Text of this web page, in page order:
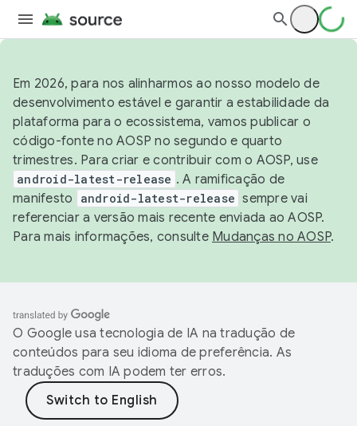
Em 2026, para nos alinharmos ao nosso modelo de
desenvolvimento estável e garantir a estabilidade da
plataforma para o ecossistema, vamos publicar o
código-fonte no AOSP no segundo e quarto
trimestres. Para criar e contribuir com o AOSP, use
android-latest-release . A ramificação de
manifesto
android-latest-release sempre vai
referenciar a versão mais recente enviada ao AOSP.
Para mais informações, consulte Mudanças no AOSP.
O Google usa tecnologia de IA na tradução de
conteúdos para seu idioma de preferência. As
traduções com IA podem ter erros.